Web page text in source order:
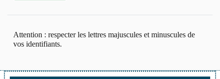
Attention : respecter les lettres majuscules et minuscules de
vos identifiants.